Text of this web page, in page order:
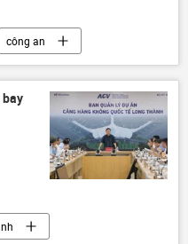
công an
Campuchia